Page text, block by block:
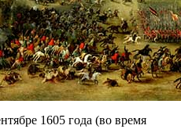
1605 года (во время